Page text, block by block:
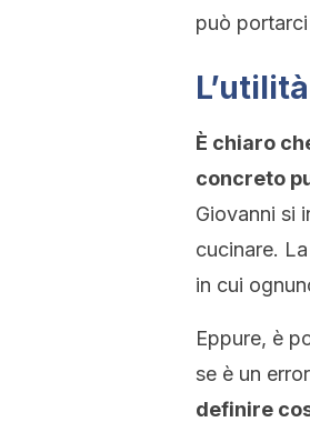
può
È chiaro
concreto
Giovanni si
cucinare.
in cui
Eppure, è
se è un
definire